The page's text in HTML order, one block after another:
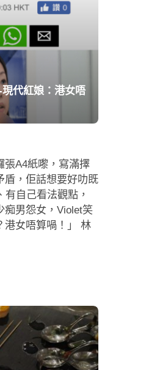
代紅娘：港女唔
張A4紙嚟，寫滿擇
盾，佢話想要好叻既
自己看法觀點，
痴男怨女，Violet笑
港女唔算喎！」 林